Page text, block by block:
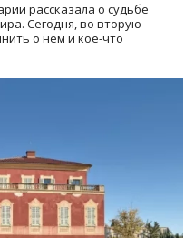
рассказала о судьбе
Сегодня, во вторую
о нем и кое-что